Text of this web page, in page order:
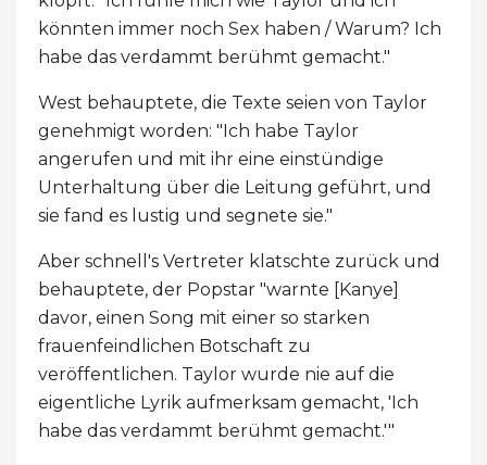
könnten immer noch Sex haben / Warum? Ich
habe das verdammt berühmt gemacht."
West behauptete, die Texte seien von Taylor
genehmigt worden: "Ich habe Taylor
angerufen und mit ihr eine einstündige
Unterhaltung über die Leitung geführt, und
sie fand es lustig und segnete sie."
Aber schnell's Vertreter klatschte zurück und
behauptete, der Popstar "warnte [Kanye]
davor, einen Song mit einer so starken
frauenfeindlichen Botschaft zu
veröffentlichen. Taylor wurde nie auf die
eigentliche Lyrik aufmerksam gemacht, 'Ich
habe das verdammt berühmt gemacht.'"